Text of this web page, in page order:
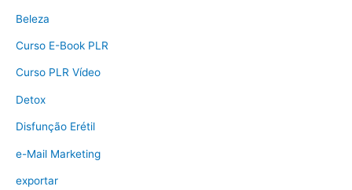
Beleza
Curso E-Book PLR
Curso PLR Vídeo
Detox
Disfunção Erétil
e-Mail Marketing
exportar